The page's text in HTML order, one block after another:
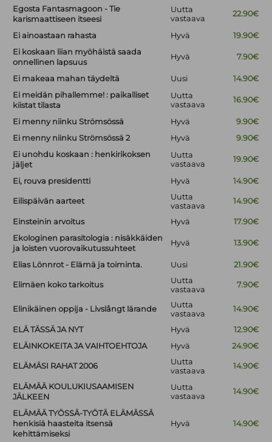
Egosta Fantasmagoon - Tie
karismaattiseen itseesi
Uutta
vastaava
22.90€
Ei ainoastaan rahasta Hyvä
19.90€
Ei koskaan liian myöhäistä saada
onnellinen lapsuus
Hyvä 7.90€
Ei makeaa mahan täydeltä Uusi
14.90€
Ei meidän pihallemme! : paikalliset
kiistat tilasta
Uutta
vastaava
16.90€
Ei menny niinku Strömsössä Hyvä
9.90€
Ei menny niinku Strömsössä 2
Hyvä
9.90€
Ei unohdu koskaan : henkirikoksen
jäljet
Uutta
vastaava
19.90€
Ei, rouva presidentti Hyvä 14.90€
Eilispäivän aarteet
Uutta
vastaava
14.90€
Einsteinin arvoitus Hyvä
17.90€
Ekologinen parasitologia : nisäkkäiden
ja loisten vuorovaikutussuhteet
Hyvä 13.90€
Elias Lönnrot - Elämä ja toiminta. Uusi 21.90€
Elimäen koko tarkoitus
Uutta
vastaava
7.90€
Elinikäinen oppija - Livslångt lärande
Uutta
vastaava
14.90€
ELÄ TÄSSÄ JA NYT Hyvä
12.90€
ELÄINKOKEITA JA VAIHTOEHTOJA
Hyvä 24.90€
ELÄMÄSI RAHAT 2006
Uutta
vastaava
14.90€
ELÄMÄÄ KOULUKIUSAAMISEN
JÄLKEEN
Uutta
vastaava
14.90€
ELÄMÄÄ TYÖSSÄ-TYÖTÄ ELÄMÄSSÄ
henkisiä haasteita itsensä
kehittämiseksi
Hyvä 14.90€